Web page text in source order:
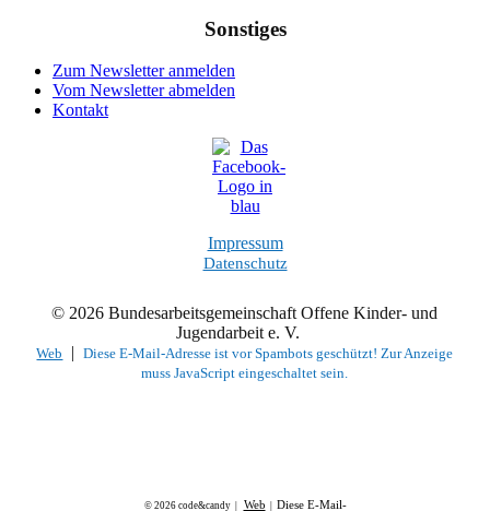
Sonstiges
Zum Newsletter anmelden
Vom Newsletter abmelden
Kontakt
Impressum
Datenschutz
© 2026 Bundesarbeitsgemeinschaft Offene Kinder- und
Jugendarbeit e. V.
Web |Diese E-Mail-Adresse ist vor Spambots geschützt! Zur Anzeige
muss JavaScript eingeschaltet sein.
© 2026 code&candy | Web Diese E-Mail-